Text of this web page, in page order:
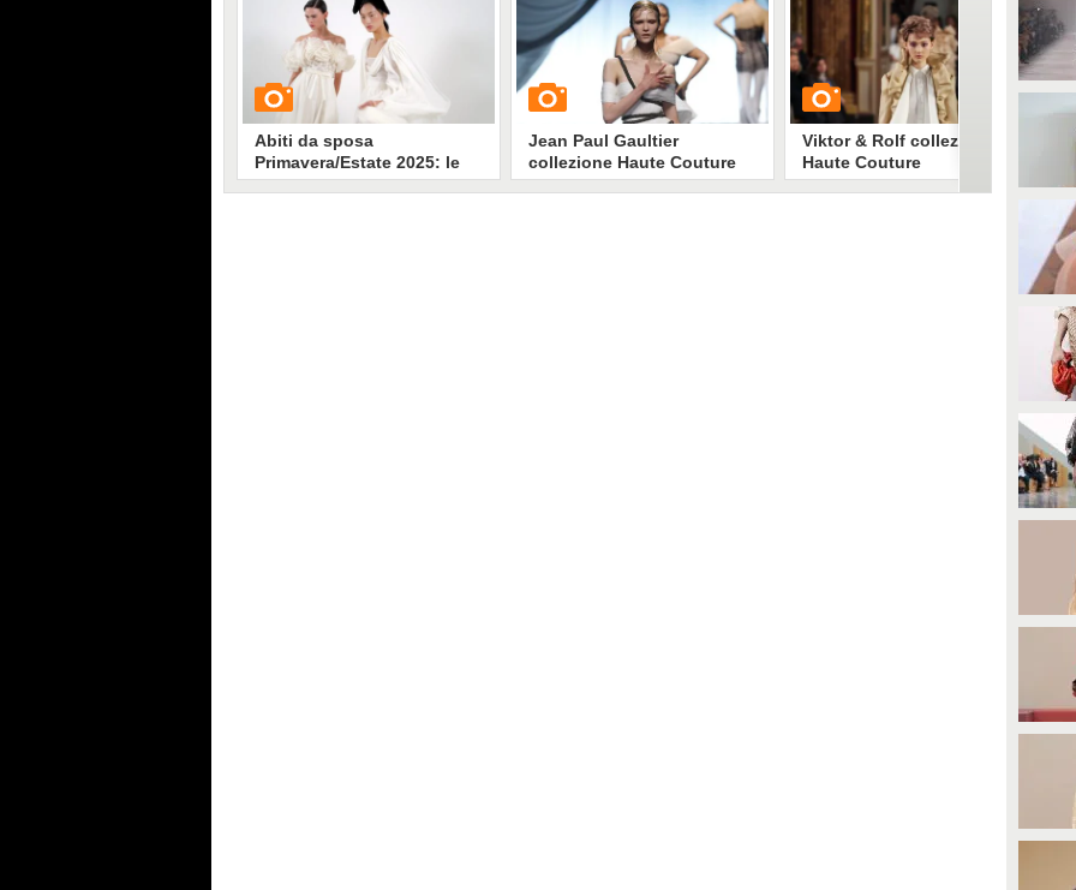
GUARDA
7140 • di Stile e trend
Abiti da sposa
Primavera/Estate 2025: le
ispirazioni dalle sfilate
Parigi
Quali sono le tendenze sposa per
la Primavera/Estate 2025? Quali i
look perfetti per il matrimonio?
Abbiamo raccolto gli abiti bianchi
più belli dalle sfilate Haute
Couture di Parigi a cui ispirarsi
per scegliere il vestito da sposa
Jean Paul Gaultier
collezione Haute Couture
Primavera/Estate 2025
GUARDA
3077 • diStile e trend
Viktor & Rolf collezione
Haute Couture
Primavera/Estate 2025